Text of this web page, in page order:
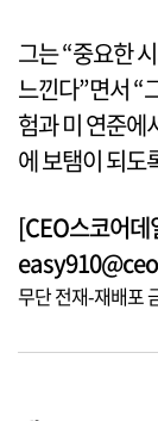
그는 “중요한
느낀다”면서 “
험과 미 연준에
에 보탬이 되도
[CEO스코어
무단 전재-재배포